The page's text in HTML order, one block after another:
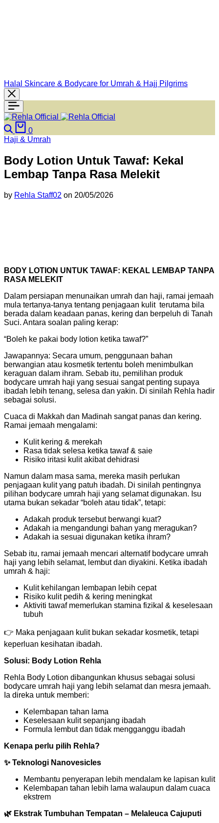
Halal Skincare & Bodycare for Umrah & Hajj Pilgrims
0
Haji & Umrah
Body Lotion Untuk Tawaf: Kekal
Lembap Tanpa Rasa Melekit
by Rehla Staff02 on 20/05/2026
BODY LOTION UNTUK TAWAF: KEKAL LEMBAP TANPA
RASA MELEKIT
Dalam persiapan menunaikan umrah dan haji, ramai jemaah
mula tertanya-tanya tentang penjagaan kulit terutama bila
berada dalam keadaan panas, kering dan berpeluh di Tanah
Suci. Antara soalan paling kerap:
“Boleh ke pakai body lotion ketika tawaf?”
Jawapannya: Secara umum, penggunaan bahan
berwangian atau kosmetik tertentu boleh menimbulkan
keraguan dalam ihram. Sebab itu, pemilihan produk
bodycare umrah haji yang sesuai sangat penting supaya
ibadah lebih tenang, selesa dan yakin. Di sinilah Rehla hadir
sebagai solusi.
Cuaca di Makkah dan Madinah sangat panas dan kering.
Ramai jemaah mengalami:
Kulit kering & merekah
Rasa tidak selesa ketika tawaf & saie
Risiko iritasi kulit akibat dehidrasi
Namun dalam masa sama, mereka masih perlukan
penjagaan kulit yang patuh ibadah. Di sinilah pentingnya
pilihan bodycare umrah haji yang selamat digunakan. Isu
utama bukan sekadar “boleh atau tidak”, tetapi:
Adakah produk tersebut berwangi kuat?
Adakah ia mengandungi bahan yang meragukan?
Adakah ia sesuai digunakan ketika ihram?
Sebab itu, ramai jemaah mencari alternatif bodycare umrah
haji yang lebih selamat, lembut dan diyakini. Ketika ibadah
umrah & haji:
Kulit kehilangan lembapan lebih cepat
Risiko kulit pedih & kering meningkat
Aktiviti tawaf memerlukan stamina fizikal & keselesaan
tubuh
👉 Maka penjagaan kulit bukan sekadar kosmetik, tetapi
keperluan kesihatan ibadah.
Solusi: Body Lotion Rehla
Rehla Body Lotion dibangunkan khusus sebagai solusi
bodycare umrah haji yang lebih selamat dan mesra jemaah.
Ia direka untuk memberi:
Kelembapan tahan lama
Keselesaan kulit sepanjang ibadah
Formula lembut dan tidak mengganggu ibadah
Kenapa perlu pilih Rehla?
✨ Teknologi Nanovesicles
Membantu penyerapan lebih mendalam ke lapisan kulit
Kelembapan tahan lebih lama walaupun dalam cuaca
ekstrem
🌿 Ekstrak Tumbuhan Tempatan – Melaleuca Cajuputi